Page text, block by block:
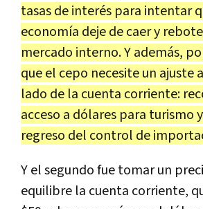
tasas de interés para intentar
economía deje de caer y
mercado interno. Y además,
que el cepo necesite un ajuste
lado de la cuenta corriente:
acceso a dólares para turismo
regreso del control de
Y el segundo fue tomar un
equilibre la cuenta corriente,